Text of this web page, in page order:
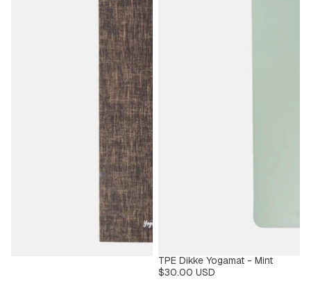
TPE Dikke Yogamat - Mint
$30.00 USD